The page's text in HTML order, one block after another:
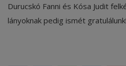
Durucskó Fanni és Kósa Judit
lányoknak pedig ismét gratulálunk!